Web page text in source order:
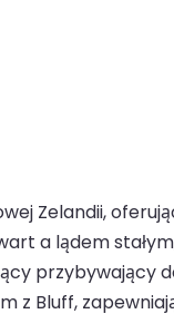
Zelandii,
a lądem
przybywający
Bluff,